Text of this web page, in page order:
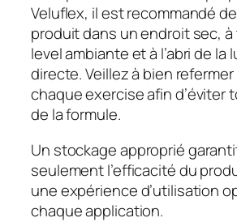
Veluflex, il est recommandé
produit dans un endroit sec,
level ambiante et à l’abri de la
directe. Veillez à bien
chaque exercise afin d’éviter
de la formule.
Un stockage approprié
seulement l’efficacité du
une expérience d’utilisation
chaque application.